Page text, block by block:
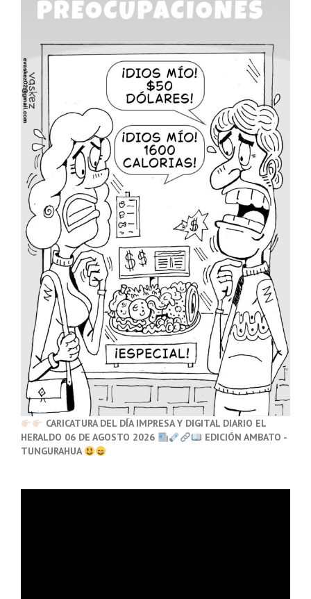
CARICATURA DEL DÍA IMPRESA Y DIGITAL DIARIO EL
HERALDO 06 DE AGOSTO 2026
EDICIÓN AMBATO -
TUNGURAHUA